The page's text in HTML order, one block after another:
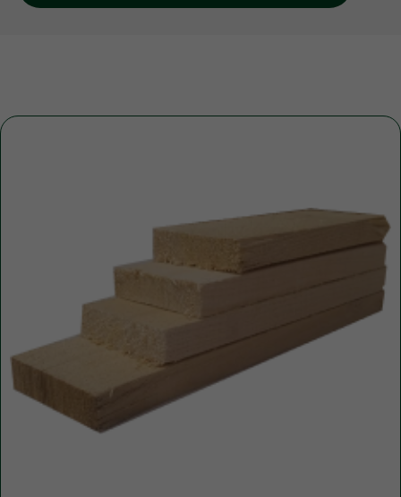
Либо вы можете заполнить форму для
консультации с нашим менеджером
+7 (921) 844-47-77